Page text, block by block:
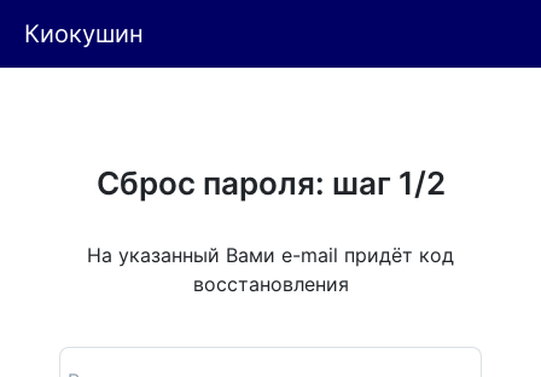
Киокушин
Сброс пароля: шаг 1/2
На указанный Вами e-mail придёт код
восстановления